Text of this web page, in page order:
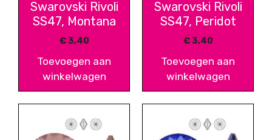
Swarovski Rivoli
SS47, Montana
€3,40
Toevoegen aan
winkelwagen
Swarovski Rivoli
SS47, Peridot
€3,40
Toevoegen aan
winkelwagen